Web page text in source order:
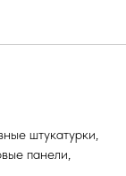
штукатурки,
панели,